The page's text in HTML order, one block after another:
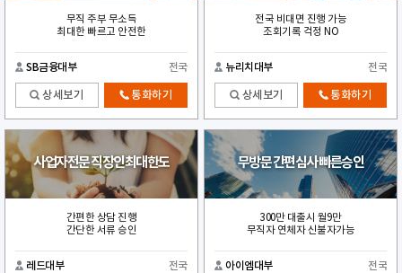
무직 주부 무소득
최대한 빠르고 안전한
SB금융대부 전국
상세보기 통화하기
전국 비대면 진행 가능
조회기록 걱정 NO
뉴리치대부 전국
상세보기 통화하기
사업자전문 직장인최대한도
간편한 상담 진행
간단한 서류 승인
레드대부 전국
무방문 간편심사 빠른승인
300만 대출시 월9만
무직자 연체자 신불자가능
아이엠대부 전국